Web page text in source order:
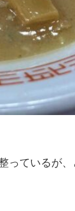
ているが、